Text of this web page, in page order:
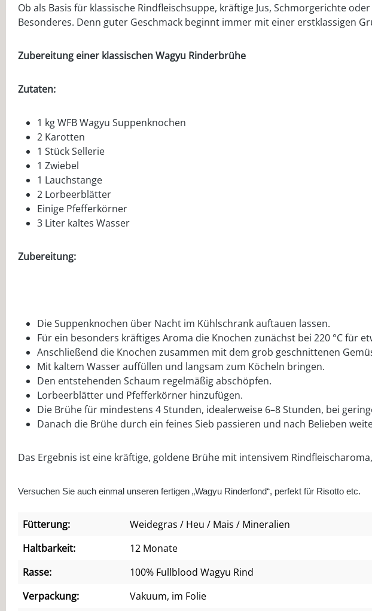
Ob als Basis für klassische Rindfleischsuppe, kräftige Jus, Schmorgerichte
Besonderes. Denn guter Geschmack beginnt immer mit einer erstklassigen
Zubereitung einer klassischen Wagyu Rinderbrühe
Zutaten:
1 kg WFB Wagyu Suppenknochen
2 Karotten
1 Stück Sellerie
1 Zwiebel
1 Lauchstange
2 Lorbeerblätter
Einige Pfefferkörner
3 Liter kaltes Wasser
Zubereitung:
Die Suppenknochen über Nacht im Kühlschrank auftauen lassen.
Für ein besonders kräftiges Aroma die Knochen zunächst bei 220 °C für
Anschließend die Knochen zusammen mit dem grob geschnittenen
Mit kaltem Wasser auffüllen und langsam zum Köcheln bringen.
Den entstehenden Schaum regelmäßig abschöpfen.
Lorbeerblätter und Pfefferkörner hinzufügen.
Die Brühe für mindestens 4 Stunden, idealerweise 6–8 Stunden, bei
Danach die Brühe durch ein feines Sieb passieren und nach Belieben
Das Ergebnis ist eine kräftige, goldene Brühe mit intensivem
Versuchen Sie auch einmal unseren fertigen „Wagyu Rinderfond“, perfekt für Risotto etc.
Fütterung:
Weidegras / Heu / Mais / Mineralien
Haltbarkeit:
12 Monate
Rasse:
100% Fullblood Wagyu Rind
Verpackung:
Vakuum, im Folie